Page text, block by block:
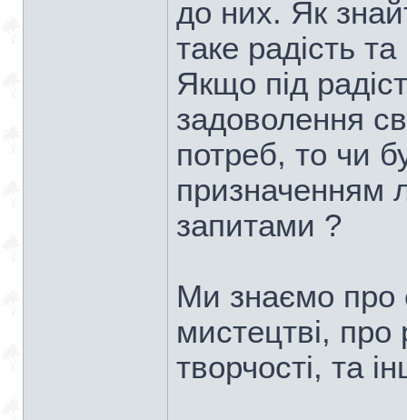
до них. Як
таке радість
Якщо під
задоволення
потреб, то чи
призначенням
запитами ?
Ми знаємо про
мистецтві,
творчості, та